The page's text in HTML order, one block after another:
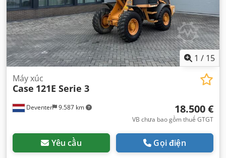
1 / 15
Deventer 9.587 km
Máy xúc
Case 121E Serie 3
18.500 €
VB chưa bao gồm thuế GTGT
Yêu cầu Gọi điện